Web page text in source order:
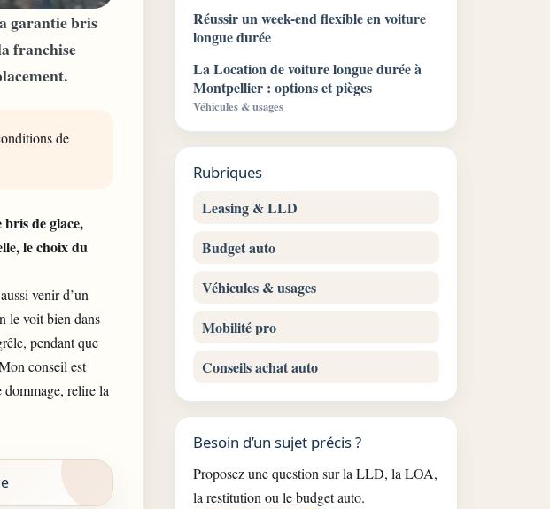
garantie bris
franchise
de
de glace,
le choix du
venir d’un
le voit bien dans
pendant que
conseil est
dommage, relire la
Réussir un week-end flexible en voiture
longue durée
La Location de voiture longue durée à
Montpellier : options et pièges
Véhicules & usages
Rubriques
Leasing & LLD
Budget auto
Véhicules & usages
Mobilité pro
Conseils achat auto
Besoin d’un sujet précis ?
Proposez une question sur la LLD, la LOA,
la restitution ou le budget auto.